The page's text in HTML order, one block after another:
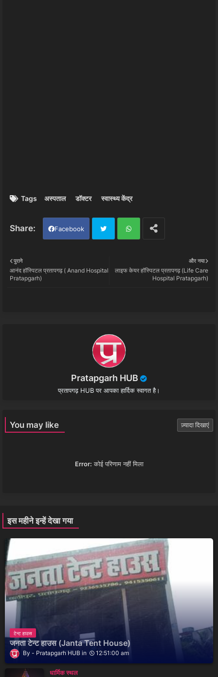
Tags अस्पताल डॉक्टर स्वास्थ्य केंद्र
Facebook
tter ats
और नया
लाइफ केयर हॉस्पिटल प्रतापगढ़ (Life Care
Hospital Pratapgarh)
पुराने
आनंद हॉस्पिटल प्रतापगढ़ ( Anand Hospital
Pratapgarh)
Pratapgarh HUB
प्रतापगढ़ HUB पर आपका हार्दिक स्वागत है।
You may like ज़्यादा दिखाएं
Error: कोई परिणाम नहीं मिला
इस महीने इन्हें देखा गया
टेन्ट हाउस
जनता टेन्ट हाउस (Janta Tent House)
Pratapgarh HUB 12:51:00 am
धार्मिक स्थल